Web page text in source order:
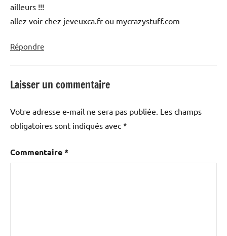
ailleurs !!!
allez voir chez jeveuxca.fr ou mycrazystuff.com
Répondre
Laisser un commentaire
Votre adresse e-mail ne sera pas publiée. Les champs
obligatoires sont indiqués avec *
Commentaire*